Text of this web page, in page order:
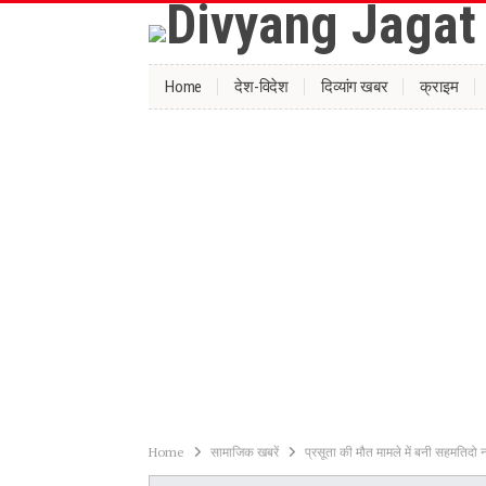
Home देश-विदेश दिव्यांग खबर क्राइम
Home सामाजिक खबरें प्रसूता की मौत मामले में बनी सहमतिदो